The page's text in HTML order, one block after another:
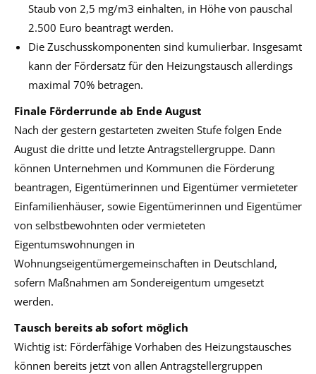
Staub von 2,5 mg/m3 einhalten, in Höhe von pauschal
2.500 Euro beantragt werden.
Die Zuschusskomponenten sind kumulierbar. Insgesamt
kann der Fördersatz für den Heizungstausch allerdings
maximal 70% betragen.
Finale Förderrunde ab Ende August
Nach der gestern gestarteten zweiten Stufe folgen Ende
August die dritte und letzte Antragstellergruppe. Dann
können Unternehmen und Kommunen die Förderung
beantragen, Eigentümerinnen und Eigentümer vermieteter
Einfamilienhäuser, sowie Eigentümerinnen und Eigentümer
von selbstbewohnten oder vermieteten
Eigentumswohnungen in
Wohnungseigentümergemeinschaften in Deutschland,
sofern Maßnahmen am Sondereigentum umgesetzt
werden.
Tausch bereits ab sofort möglich
Wichtig ist: Förderfähige Vorhaben des Heizungstausches
können bereits jetzt von allen Antragstellergruppen